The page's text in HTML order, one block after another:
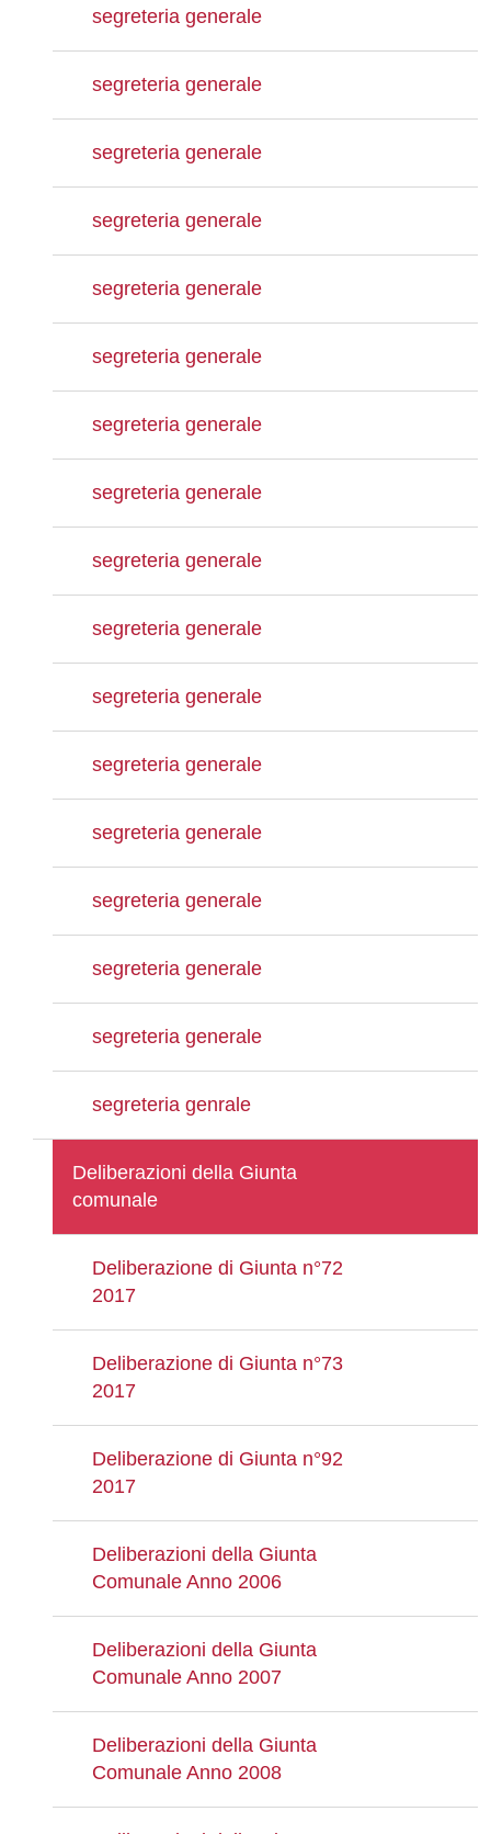
segreteria generale
segreteria generale
segreteria generale
segreteria generale
segreteria generale
segreteria generale
segreteria generale
segreteria generale
segreteria generale
segreteria generale
segreteria generale
segreteria generale
segreteria generale
segreteria generale
segreteria generale
segreteria generale
segreteria genrale
Deliberazioni della Giunta
comunale
Deliberazione di Giunta n°72
2017
Deliberazione di Giunta n°73
2017
Deliberazione di Giunta n°92
2017
Deliberazioni della Giunta
Comunale Anno 2006
Deliberazioni della Giunta
Comunale Anno 2007
Deliberazioni della Giunta
Comunale Anno 2008